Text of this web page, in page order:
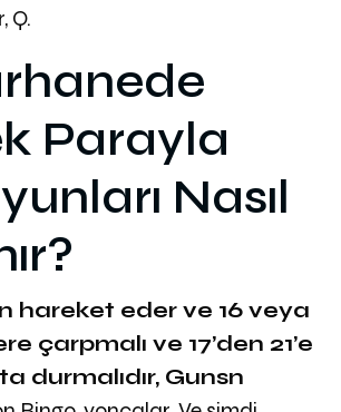
Q.
Parayla
Nasıl
hareket eder ve 16 veya
çarpmalı ve 17’den 21’e
durmalıdır, Gunsn